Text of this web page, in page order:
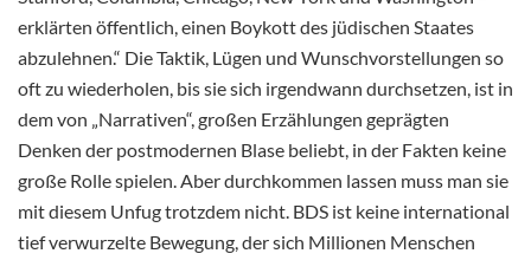
erklärten öffentlich, einen Boykott des jüdischen Staates
abzulehnen.“ Die Taktik, Lügen und Wunschvorstellungen so
oft zu wiederholen, bissie sich irgendwann durchsetzen, ist in
dem von „Narrativen“, großen Erzählungen geprägten
Denken der postmodernen Blase beliebt, in der Fakten keine
große Rolle spielen. Aber durchkommen lassen muss man sie
mit diesem Unfug trotzdem nicht. BDS ist keine international
tief verwurzelte Bewegung, der sich Millionen Menschen